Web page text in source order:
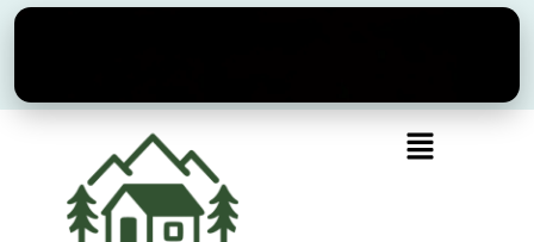
contenido
Menú